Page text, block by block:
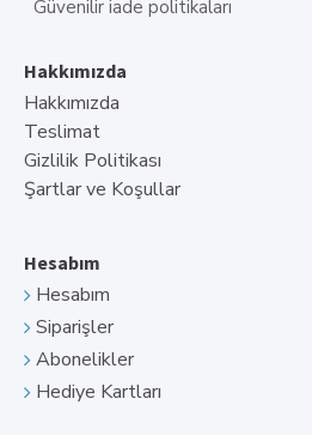
Güvenilir iade politikaları
Hakkımızda
Hakkımızda
Teslimat
Gizlilik Politikası
Şartlar ve Koşullar
Hesabım
Hesabım
Siparişler
Abonelikler
Hediye Kartları